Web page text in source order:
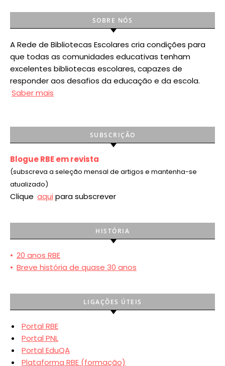
SOBRE NÓS
A Rede de Bibliotecas Escolares cria condições para
que todas as comunidades educativas tenham
excelentes bibliotecas escolares, capazes de
responder aos desafios da educação e da escola.
Saber mais
SUBSCRIÇÃO
Blogue RBE em revista
(subscreva a seleção mensal de artigos e mantenha-se
atualizado)
Clique aqui para subscrever
HISTÓRIA
• 20 anos RBE
• Breve história de quase 30 anos
LIGAÇÕES ÚTEIS
Portal RBE
Portal PNL
Portal EduQA
Plataforma RBE (formação)